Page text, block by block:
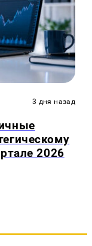
3 дня назад
2026